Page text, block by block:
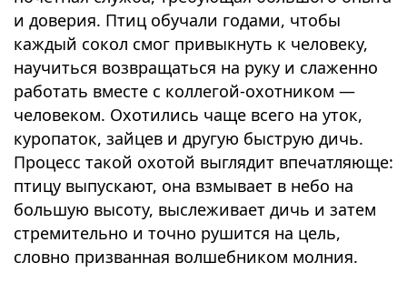
и доверия. Птиц обучали годами, чтобы
каждый сокол смог привыкнуть к человеку,
научиться возвращаться на руку и слаженно
работать вместе с коллегой-охотником —
человеком. Охотились чаще всего на уток,
куропаток, зайцев и другую быструю дичь.
Процесс такой охотой выглядит впечатляюще:
птицу выпускают, она взмывает в небо на
большую высоту, выслеживает дичь и затем
стремительно и точно рушится на цель,
словно призванная волшебником молния.